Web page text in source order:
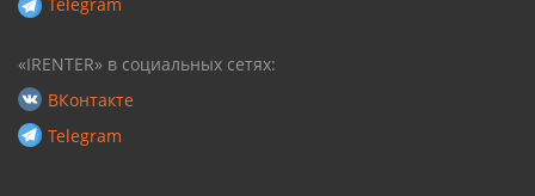
«IRENTER» в социальных сетях:
ВКонтакте
Telegram